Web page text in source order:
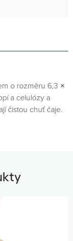
o rozměru 6,3 ×
a celulózy a
čistou chuť čaje.